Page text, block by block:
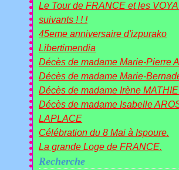
Le Tour de FRANCE et les
suivants ! ! !
45eme anniversaire d'izpurako
Libertimendia
Décès de madame Marie-Pierre
Décès de madame Marie-
Décès de madame Irène
Décès de madame Isabelle
LAPLACE
Célébration du 8 Mai à Ispoure.
La grande Loge de FRANCE.
Recherche